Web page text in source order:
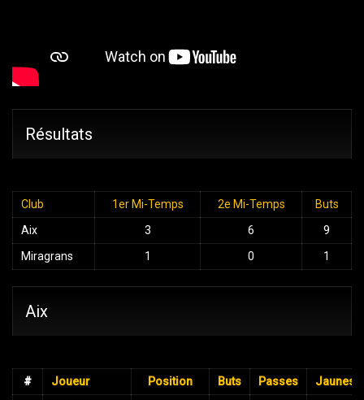
Résultats
Club 1er Mi-Temps 2e Mi-Temps
Buts
Aix
3 6
9
Miragrans
1 0 1
Aix
# Joueur Position Buts Passes Jaunes